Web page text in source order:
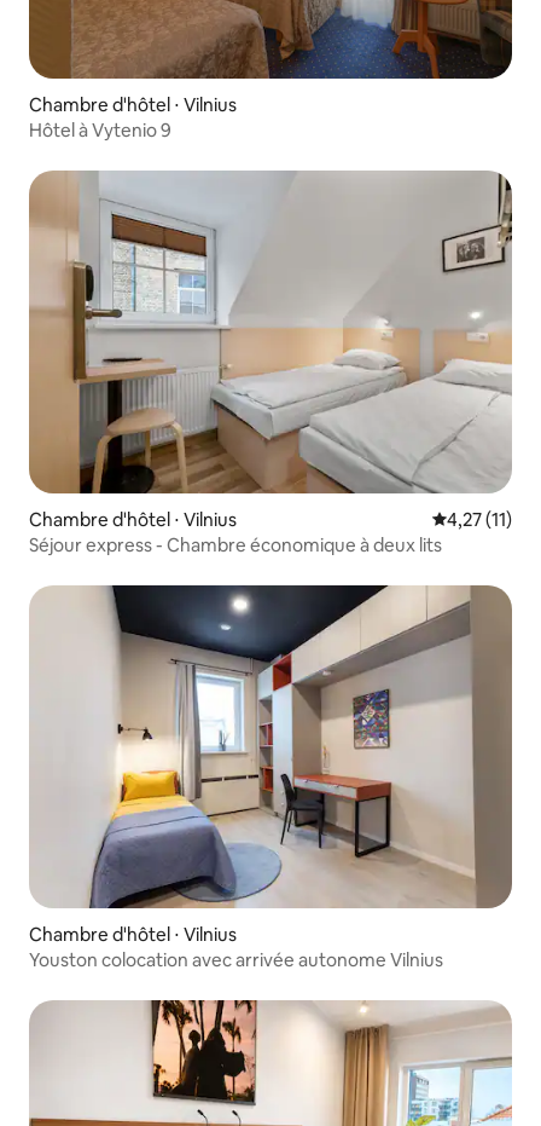
Chambre d'hôtel ⋅ Vilnius
Hôtel à Vytenio 9
Chambre d'hôtel ⋅ Vilnius Évaluation
4,27 (11)
Séjour express - Chambre économique à deux lits
Chambre d'hôtel ⋅ Vilnius
Youston colocation avec arrivée autonome Vilnius